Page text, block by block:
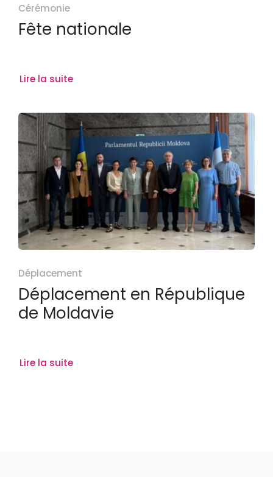
Cérémonie
Fête nationale
Lire la suite
Déplacement
Déplacement en République
de Moldavie
Lire la suite